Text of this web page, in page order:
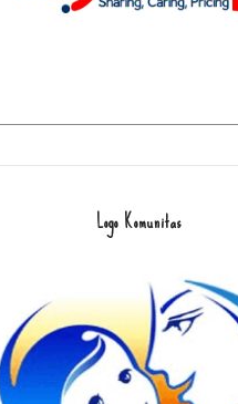
Logo Komunitas